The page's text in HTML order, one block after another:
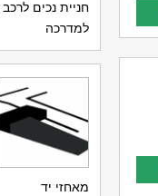
למדרכה
מאחזי יד